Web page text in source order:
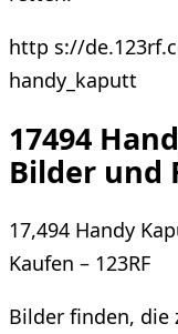
http s://
handy_kaputt
17494
Bilder und
17,494 Handy
Kaufen – 123RF
Bilder finden, die